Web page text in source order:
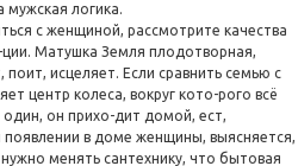
мужская логика.
с женщиной, рассмотрите качества
Матушка Земля плодотворная,
исцеляет. Если сравнить семью с
центр колеса, вокруг кото-рого всё
он прихо-дит домой, ест,
в доме женщины, выясняется,
менять сантехнику, что бытовая